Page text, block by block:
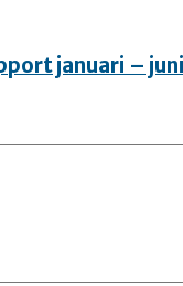
januari –